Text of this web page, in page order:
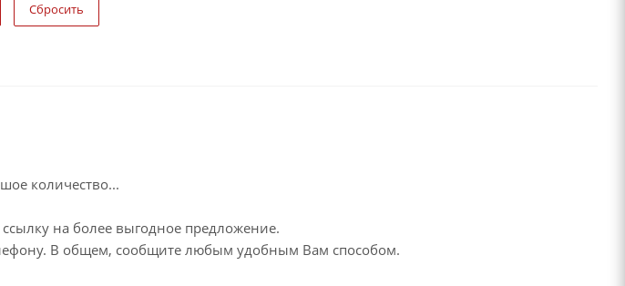
Сбросить
количество...
ссылку на более выгодное предложение.
В общем, сообщите любым удобным Вам способом.